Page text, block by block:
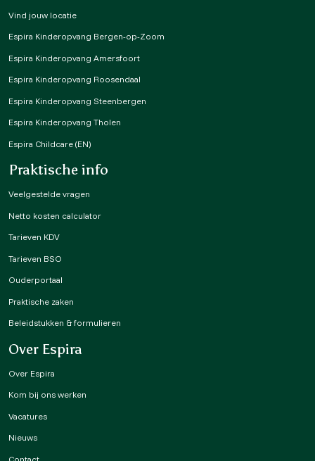
Vind jouw locatie
Espira Kinderopvang Bergen-op-Zoom
Espira Kinderopvang Amersfoort
Espira Kinderopvang Roosendaal
Espira Kinderopvang Steenbergen
Espira Kinderopvang Tholen
Espira Childcare (EN)
Praktische info
Veelgestelde vragen
Netto kosten calculator
Tarieven KDV
Tarieven BSO
Ouderportaal
Praktische zaken
Beleidstukken & formulieren
Over Espira
Over Espira
Kom bij ons werken
Vacatures
Nieuws